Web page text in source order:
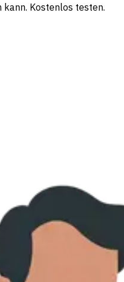
kann. Kostenlos testen.